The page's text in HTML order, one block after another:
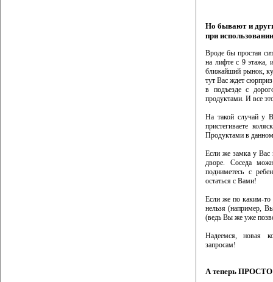
Но бывают и
при
Вроде бы простая
на лифте с 9 этажа,
ближайший рынок,
тут Вас ждет
в подъезде с
продуктами. И все
На такой случай у
пристегиваете
Продуктами в данном
Если же замка у Вас
дворе. Соседа
подниметесь с
остаться с Вами!
Если же по каким-то
нельзя (например,
(ведь Вы же уже
Надеемся, новая
запросам!
А теперь ПРОСТО